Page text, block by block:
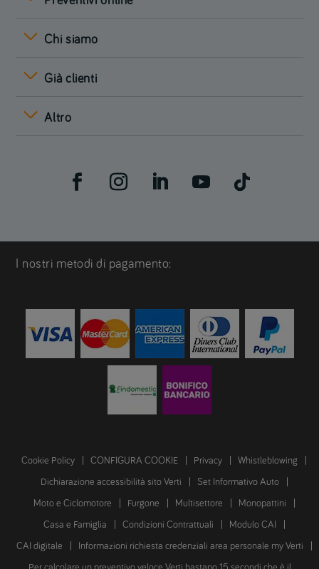
Chi siamo
Già clienti
Altro
I nostri metodi di pagamento:
Cookie Policy CONFIGURA COOKIE Privacy Whistleblowing
Dichiarazione accessibilità sito Verti Set Informativo Auto
Moto e Ciclomotore Furgone Multisettore Monopattini
Casa e Famiglia Condizioni Contrattuali Modulo CAI
CAI digitale Informazioni richiesta credenziali area personale my Verti